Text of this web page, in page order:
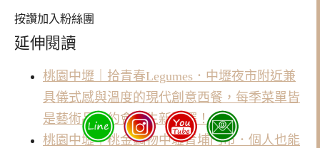
按讚加入粉絲團
延伸閱讀
桃園中壢｜拾青春Legumes．中壢夜市附近兼
具儀式感與溫度的現代創意西餐，每季菜單皆
是藝術品，約會慶生新選擇！
桃園中壢｜桃金鍋物中壢青埔門市．個人也能